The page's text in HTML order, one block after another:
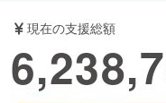
ーマンス
現在の支援総額